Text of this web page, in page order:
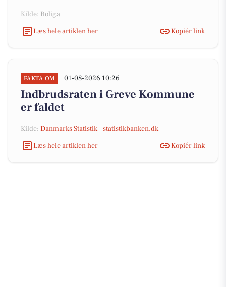
Kilde: Boliga
Læs hele artiklen her
Kopiér link
FAKTA OM 01-08-2026 10:26
Indbrudsraten i Greve Kommune
er faldet
Kilde: Danmarks Statistik - statistikbanken.dk
Læs hele artiklen her
Kopiér link